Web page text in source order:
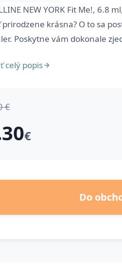
NEW YORK Fit Me!, 6.8
krásna? O to sa
Poskytne vám dokonale
celý popis
€
€
Do